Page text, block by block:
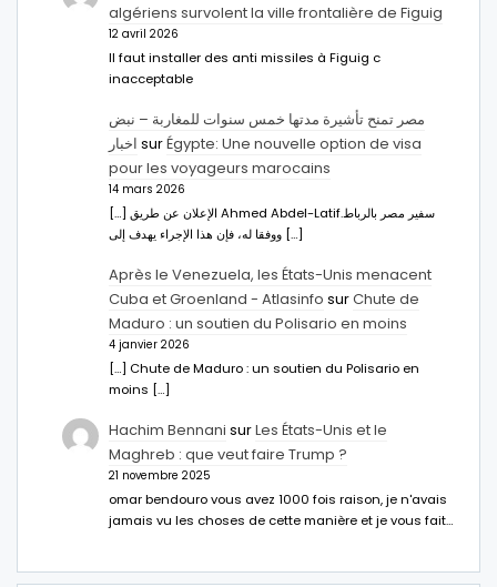
algériens survolent la ville frontalière de Figuig
12 avril 2026
Il faut installer des anti missiles à Figuig c
inacceptable
مصر تمنح تأشيرة مدتها خمس سنوات للمغاربة – نبض
اخبار surÉgypte: Une nouvelle option de visa
pour les voyageurs marocains
14 mars 2026
[…] الإعلان عن طريق Ahmed Abdel-Latifسفير مصر بالرباط.
ووفقا له، فإن هذا الإجراء يهدف إلى […]
Après le Venezuela, les États-Unis menacent
Cuba et Groenland - Atlasinfo surChute de
Maduro : un soutien du Polisario en moins
4 janvier 2026
[…] Chute de Maduro : un soutien du Polisario en
moins […]
Hachim Bennani surLes États-Unis et le
Maghreb : que veut faire Trump ?
21 novembre 2025
omar bendouro vous avez 1000 fois raison, je n'avais
jamais vu les choses de cette manière et je vous fait…